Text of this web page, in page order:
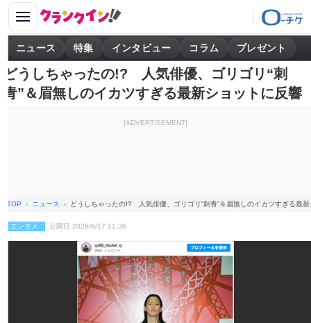
ニュース 特集 インタビュー コラム プレゼント
どうしちゃったの!? 人気俳優、ゴリゴリ“刺
青”＆眉無しのイカツすぎる最新ショットに反響
[ADVERTISEMENT]
TOP ニュース どうしちゃったの!? 人気俳優、ゴリゴリ“刺青”＆眉無しのイカツすぎる最
エンタメ 公開日 2026/6/17 11:36